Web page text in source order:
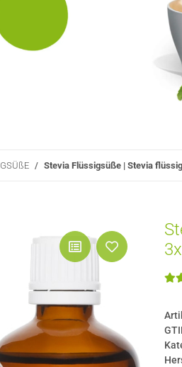
Stevia Flüssigsüße | Stevia